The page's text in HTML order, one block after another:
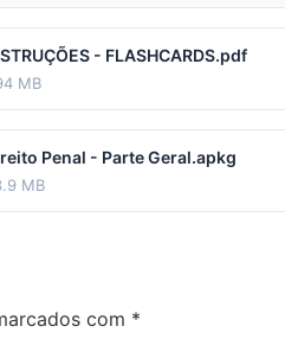
- FLASHCARDS.pdf
MB
Penal - Parte Geral.apkg
MB
com *